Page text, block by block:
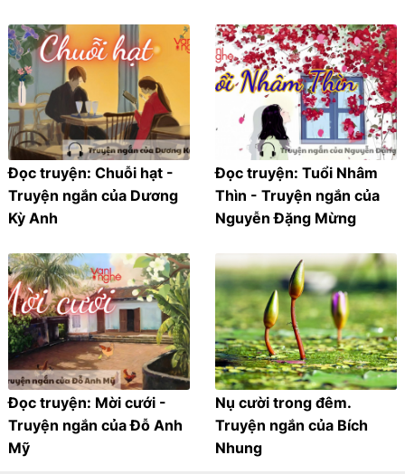
Đọc truyện: Chuỗi hạt -
Truyện ngắn của Dương
Kỳ Anh
Đọc truyện: Tuổi Nhâm
Thìn - Truyện ngắn của
Nguyễn Đặng Mừng
Đọc truyện: Mời cưới -
Truyện ngắn của Đỗ Anh
Mỹ
Nụ cười trong đêm.
Truyện ngắn của Bích
Nhung